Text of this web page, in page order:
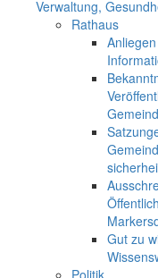
Verwaltung,
Rathaus
Gut zu